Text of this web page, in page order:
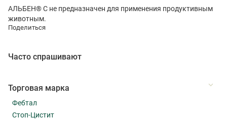
АЛЬБЕН® С не предназначен для применения продуктивным
животным.
Поделиться
Часто спрашивают
Торговая марка
Фебтал
Стоп-Цистит